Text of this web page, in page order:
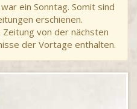
ein Sonntag. Somit sind
erschienen.
von der nächsten
der Vortage enthalten.